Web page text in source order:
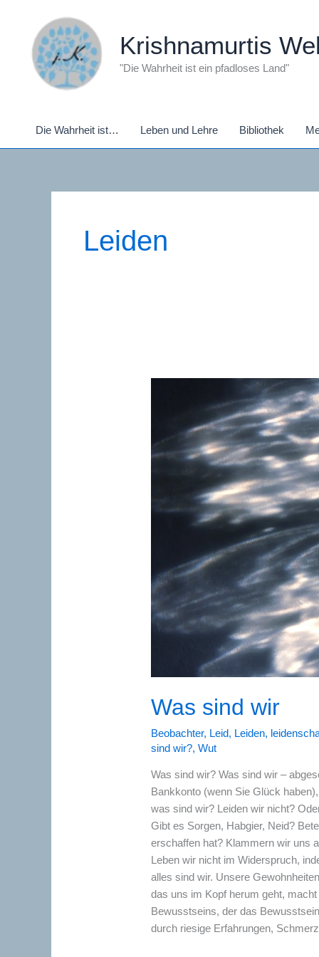
springen
Krishnamurtis
"Die Wahrheit ist ein pfadloses Land"
Die Wahrheit ist… Leben und Lehre Bibliothek
Leiden
Was sind wir
Beobachter, Leid, Leiden,
sind wir?,Wut
Was sind wir? Was sind wir –
Bankkonto (wenn Sie Glück
was sind wir? Leiden wir nicht?
Gibt es Sorgen, Habgier, Neid?
erschaffen hat? Klammern wir uns
Leben wir nicht im Widerspruch,
alles sind wir. Unsere
das uns im Kopf herum geht,
Bewusstseins, der das
durch riesige Erfahrungen,